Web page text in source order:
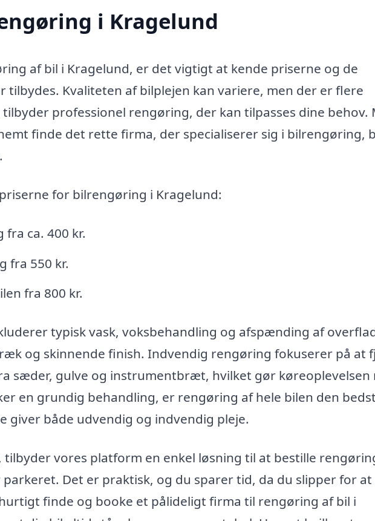
i Kragelund
af bil i Kragelund, er det vigtigt at kende priserne og de
tilbydes. Kvaliteten af bilplejen kan variere, men der er flere
professionel rengøring, der kan tilpasses dine behov.
finde det rette firma, der specialiserer sig i bilrengøring,
for bilrengøring i Kragelund:
ca. 400 kr.
fra 550 kr.
fra 800 kr.
typisk vask, voksbehandling og afspænding af
og skinnende finish. Indvendig rengøring fokuserer på at
sæder, gulve og instrumentbræt, hvilket gør køreoplevelsen
en grundig behandling, er rengøring af hele bilen den
giver både udvendig og indvendig pleje.
tilbyder vores platform en enkel løsning til at bestille
Det er praktisk, og du sparer tid, da du slipper for at
finde og booke et pålideligt firma til rengøring af bil i